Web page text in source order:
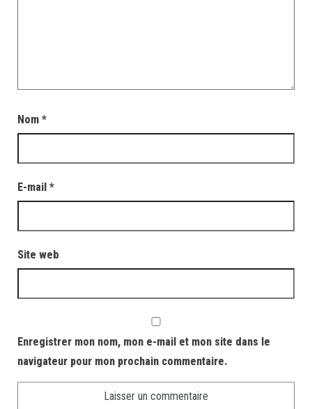
Nom *
E-mail *
Site web
Enregistrer mon nom, mon e-mail et mon site dans le
navigateur pour mon prochain commentaire.